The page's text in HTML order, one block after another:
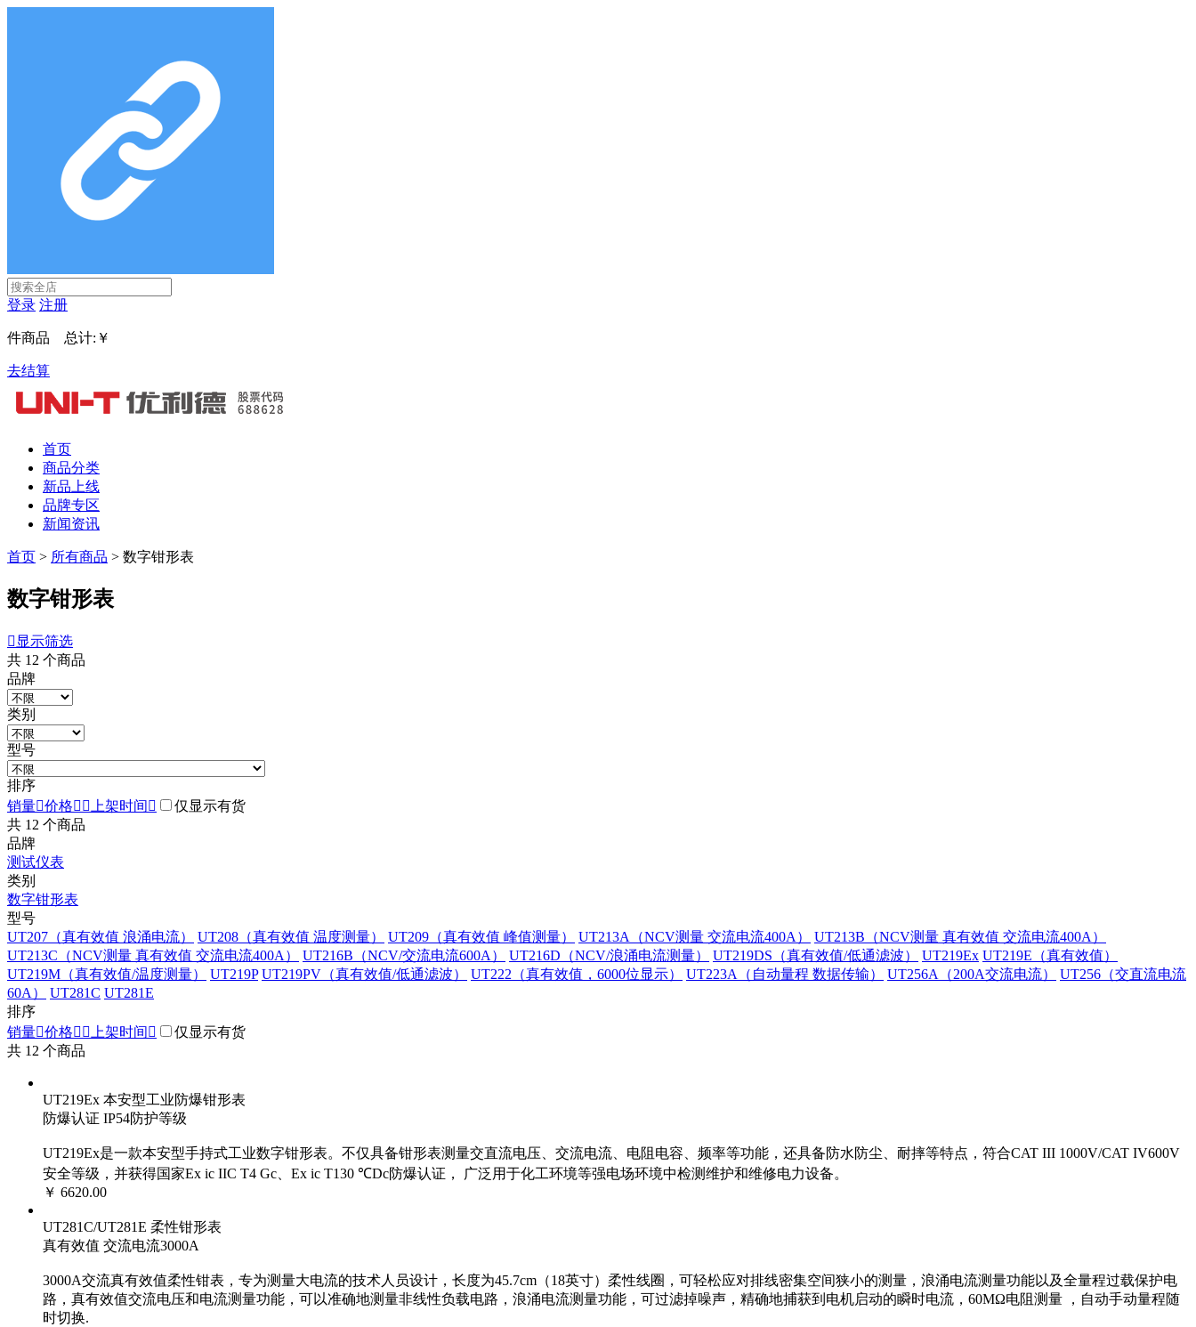
登录 注册
件商品 总计: ￥
去结算
首页
商品分类
新品上线
品牌专区
新闻资讯
首页 > 所有商品 > 数字钳形表
数字钳形表
 显示筛选
共 12 个商品
品牌
类别
型号
排序
销量价格  上架时间 
仅显示有货
共 12 个商品
品牌
测试仪表
类别
数字钳形表
型号
UT207（真有效值 浪涌电流）
UT208（真有效值 温度测量） UT209（真有效值 峰值测量） UT213A（NCV测量 交流电流400A）
UT213B（NCV测量 真有效值 交流电流400A）
UT213C（NCV测量 真有效值 交流电流400A）
UT216B（NCV/交流电流600A） UT216D（NCV/浪涌电流测量） UT219DS（真有效值/低通滤波） UT219Ex UT219E（真有效值）
UT219M（真有效值/温度测量）
UT219P UT219PV（真有效值/低通滤波） UT222（真有效值，6000位显示） UT223A（自动量程 数据传输） UT256A（200A交流电流）
UT256（交直流电流
60A）
UT281C UT281E
排序
销量价格  上架时间 
仅显示有货
共 12 个商品
UT219Ex 本安型工业防爆钳形表
防爆认证 IP54防护等级
UT219Ex是一款本安型手持式工业数字钳形表。不仅具备钳形表测量交直流电压、交流电流、电阻电容、频率等功能，还具备防水防尘、耐摔等特点，符合CAT III 1000V/CAT IV600V
安全等级，并获得国家Ex ic IIC T4 Gc、Ex ic T130 ℃Dc防爆认证， 广泛用于化工环境等强电场环境中检测维护和维修电力设备。
￥ 6620.00
UT281C/UT281E 柔性钳形表
真有效值 交流电流3000A
3000A交流真有效值柔性钳表，专为测量大电流的技术人员设计，长度为45.7cm（18英寸）柔性线圈，可轻松应对排线密集空间狭小的测量，浪涌电流测量功能以及全量程过载保护电
路，真有效值交流电压和电流测量功能，可以准确地测量非线性负载电路，浪涌电流测量功能，可过滤掉噪声，精确地捕获到电机启动的瞬时电流，60MΩ电阻测量 ，自动手动量程随
时切换.